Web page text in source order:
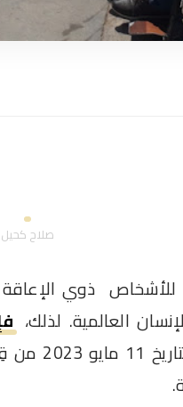
صلاح كحيل
للأشخاص ذوي
العالمية. لذلك،
طرابلس